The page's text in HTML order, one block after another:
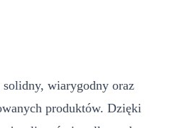
solidny, wiarygodny oraz
produktów. Dzięki